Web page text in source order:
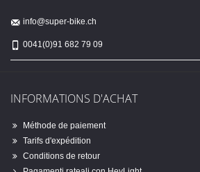
info@super-bike.ch
0041(0)91 682 79 09
INFORMATIONS D'ACHAT
Méthode de paiement
Tarifs d'expédition
Conditions de retour